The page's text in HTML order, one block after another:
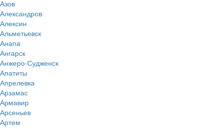
Азов
Александров
Алексин
Альметьевск
Анапа
Ангарск
Анжеро-Судженск
Апатиты
Апрелевка
Арзамас
Армавир
Арсеньев
Артем